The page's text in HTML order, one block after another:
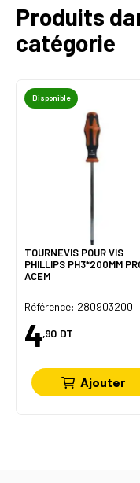
Produits
catégorie
Disponible
TOURNEVIS POUR VIS
PHILLIPS PH3*200MM
ACEM
Référence: 280903200
4,90 DT
Ajouter